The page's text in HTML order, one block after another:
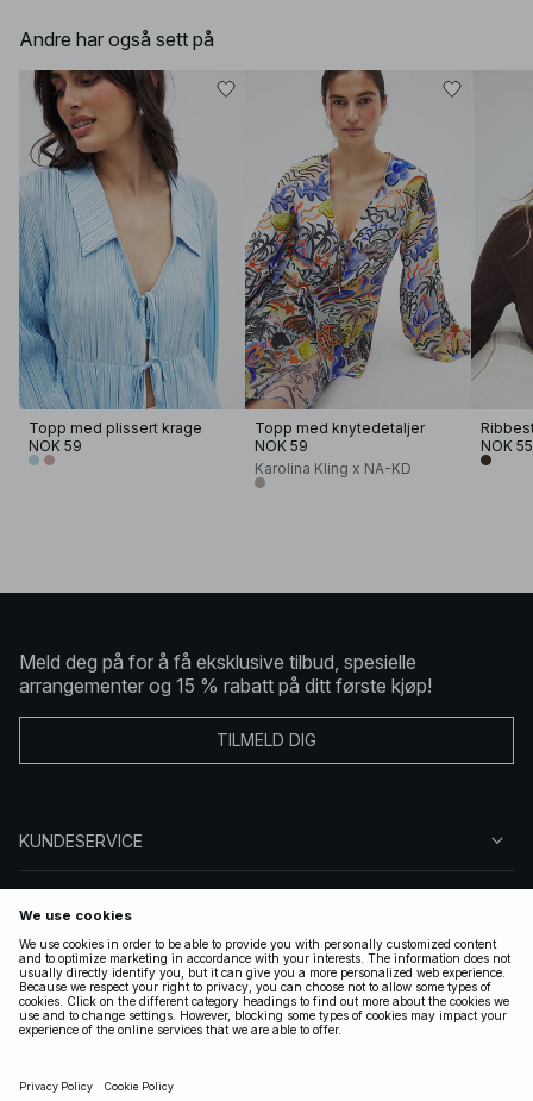
Andre har også sett på
Topp med plissert krage
NOK 59
Topp med knytedetaljer
NOK 59
Karolina Kling x NA-KD
NOK
Meld deg på for å få eksklusive tilbud, spesielle
arrangementer og 15 % rabatt på ditt første kjøp!
TILMELD DIG
KUNDESERVICE
FØLG OSS
LOVLIG